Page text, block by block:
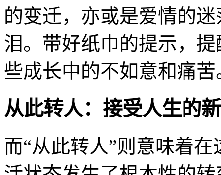
的变迁，亦或是爱情的
泪。带好纸巾的提示，
些成长中的不如意和痛苦
从此转人：接受人生的
而“从此转人”则意味着